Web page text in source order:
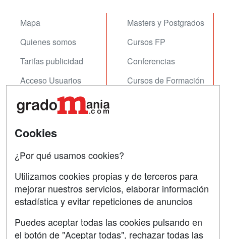
Mapa
Quienes somos
Tarifas publicidad
Acceso Usuarios
Acceso Centros
Masters y Postgrados
Cursos FP
Conferencias
Cursos de Formación
Contactar
Copyleft
Cookies
¿Por qué usamos cookies?
Utilizamos cookies propias y de terceros para
mejorar nuestros servicios, elaborar información
estadística y evitar repeticiones de anuncios
Puedes aceptar todas las cookies pulsando en
el botón de "Aceptar todas", rechazar todas las